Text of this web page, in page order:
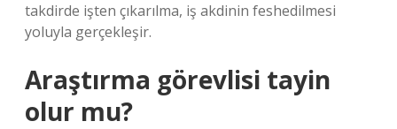
takdirde işten çıkarılma, iş akdinin feshedilmesi
yoluyla gerçekleşir.
Araştırma görevlisi tayin
olur mu?